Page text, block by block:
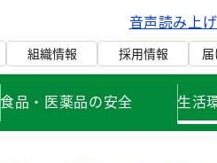
音声読み上
組織情報 採用情報
食品・医薬品の安全 生活